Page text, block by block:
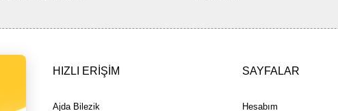
HIZLI ERİŞİM
Ajda Bilezik
SAYFALAR
Hesabım